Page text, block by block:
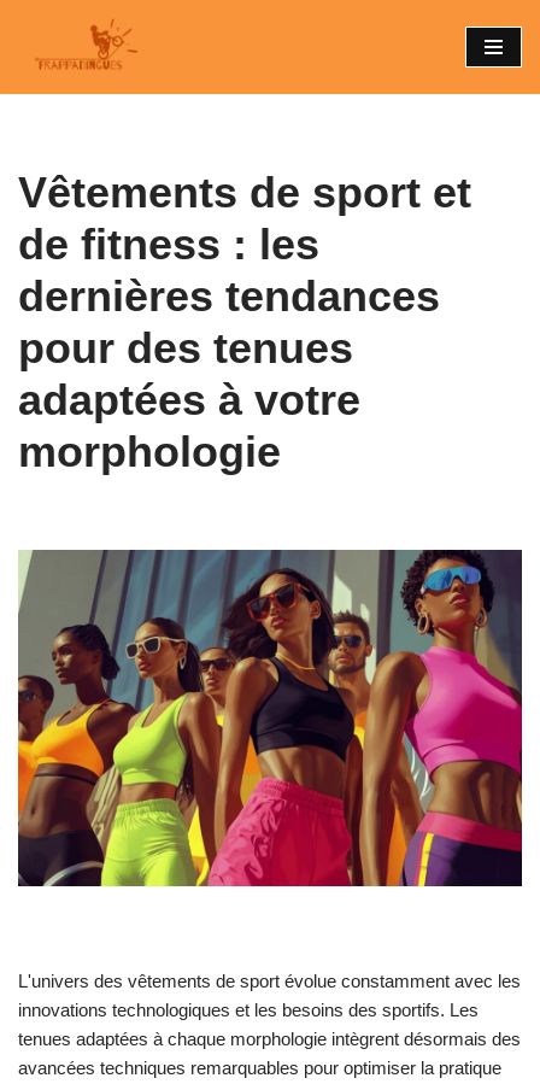
Aller
au
Vêtements de sport et
de fitness : les
dernières tendances
pour des tenues
adaptées à votre
morphologie
L'univers des vêtements de sport évolue constamment avec les
innovations technologiques et les besoins des sportifs. Les
tenues adaptées à chaque morphologie intègrent désormais des
avancées techniques remarquables pour optimiser la pratique